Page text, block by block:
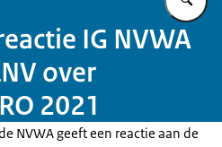
IG NVWA
over
2021
NVWA geeft een reactie aan de